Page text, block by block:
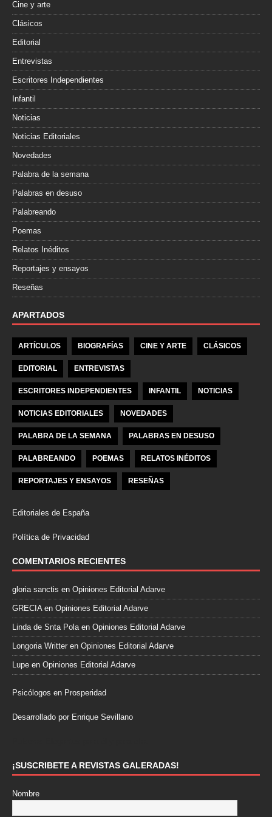
Cine y arte
Clásicos
Editorial
Entrevistas
Escritores Independientes
Infantil
Noticias
Noticias Editoriales
Novedades
Palabra de la semana
Palabras en desuso
Palabreando
Poemas
Relatos Inéditos
Reportajes y ensayos
Reseñas
APARTADOS
ARTÍCULOS BIOGRAFÍAS CINE Y ARTE CLÁSICOS
EDITORIAL ENTREVISTAS
ESCRITORES INDEPENDIENTES INFANTIL NOTICIAS
NOTICIAS EDITORIALES NOVEDADES
PALABRA DE LA SEMANA PALABRAS EN DESUSO
PALABREANDO POEMAS RELATOS INÉDITOS
REPORTAJES Y ENSAYOS RESEÑAS
Editoriales de España
Política de Privacidad
COMENTARIOS RECIENTES
gloria sanctis en Opiniones Editorial Adarve
GRECIAen Opiniones Editorial Adarve
Linda de Snta Polaen Opiniones Editorial Adarve
Longoria Writter en Opiniones Editorial Adarve
Lupe en Opiniones Editorial Adarve
Psicólogos en Prosperidad
Desarrollado por Enrique Sevillano
¡SUSCRIBETE A REVISTAS GALERADAS!
Nombre